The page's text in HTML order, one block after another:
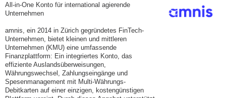
All-in-One Konto für international agierende
Unternehmen
amnis, ein 2014 in Zürich gegründetes FinTech-
Unternehmen, bietet kleinen und mittleren
Unternehmen (KMU) eine umfassende
Finanzplattform: Ein integriertes Konto, das
effiziente Auslandsüberweisungen,
Währungswechsel, Zahlungseingänge und
Spesenmanagement mit Multi-Währungs-
Debitkarten auf einer einzigen, kostengünstigen